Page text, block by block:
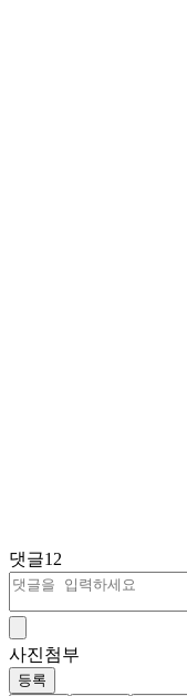
댓글12
사진첨부
등록